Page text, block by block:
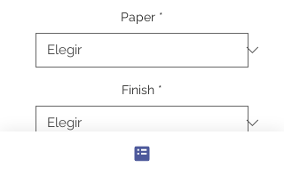
Paper *
Finish *
Cantidad